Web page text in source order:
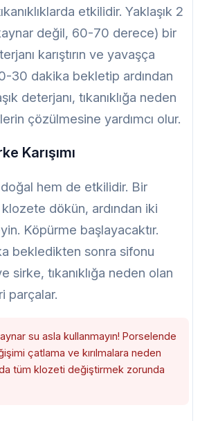
etkilidir. Yaklaşık 2
değil, 60-70 derece) bir
karıştırın ve yavaşça
30 dakika bekletip ardından
deterjanı, tıkanıklığa neden
çözülmesine yardımcı olur.
Karışımı
hem de etkilidir. Bir
dökün, ardından iki
Köpürme başlayacaktır.
bekledikten sonra sifonu
sirke, tıkanıklığa neden olan
parçalar.
su asla kullanmayın! Porselende
çatlama ve kırılmalara neden
tüm klozeti değiştirmek zorunda